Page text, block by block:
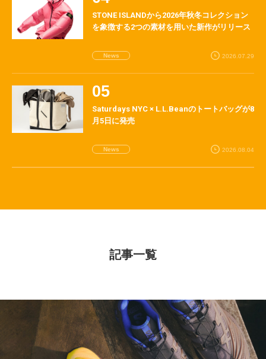
STONE ISLANDから2026年秋冬コレクション
を象徴する2つの素材を用いた新作がリリース
News 2026.07.29
Saturdays NYC × L.L.Beanのトートバッグが8
月5日に発売
News 2026.08.04
記事一覧